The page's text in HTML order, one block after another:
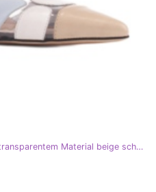
Marco Shoes Bunte Sandalen mit transparentem Material beige schwarz blau